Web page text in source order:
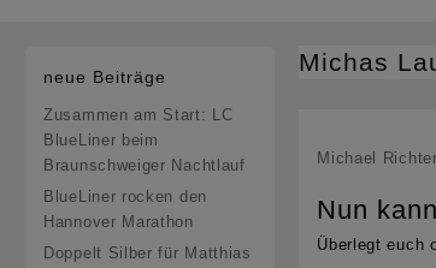
neue Beiträge
Zusammen am Start: LC
BlueLiner beim
Braunschweiger Nachtlauf
BlueLiner rocken den
Hannover Marathon
Doppelt Silber für Matthias
Michas
Michael Richter
Nun
Überlegt euch